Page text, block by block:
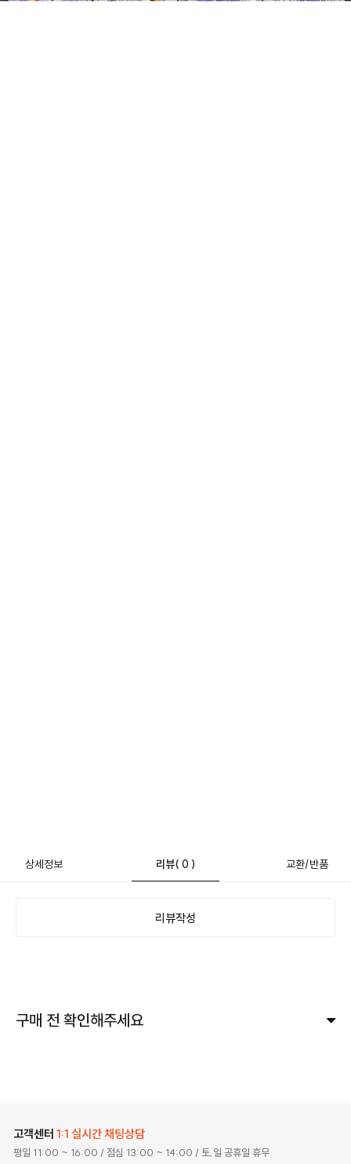
상세정보 리뷰( 0 ) 교환/반품
리뷰작성
구매 전 확인해주세요
고객센터 1:1 실시간 채팅상담
평일 11:00 ~ 16:00 / 점심 13:00 ~ 14:00 / 토,일 공휴일 휴무